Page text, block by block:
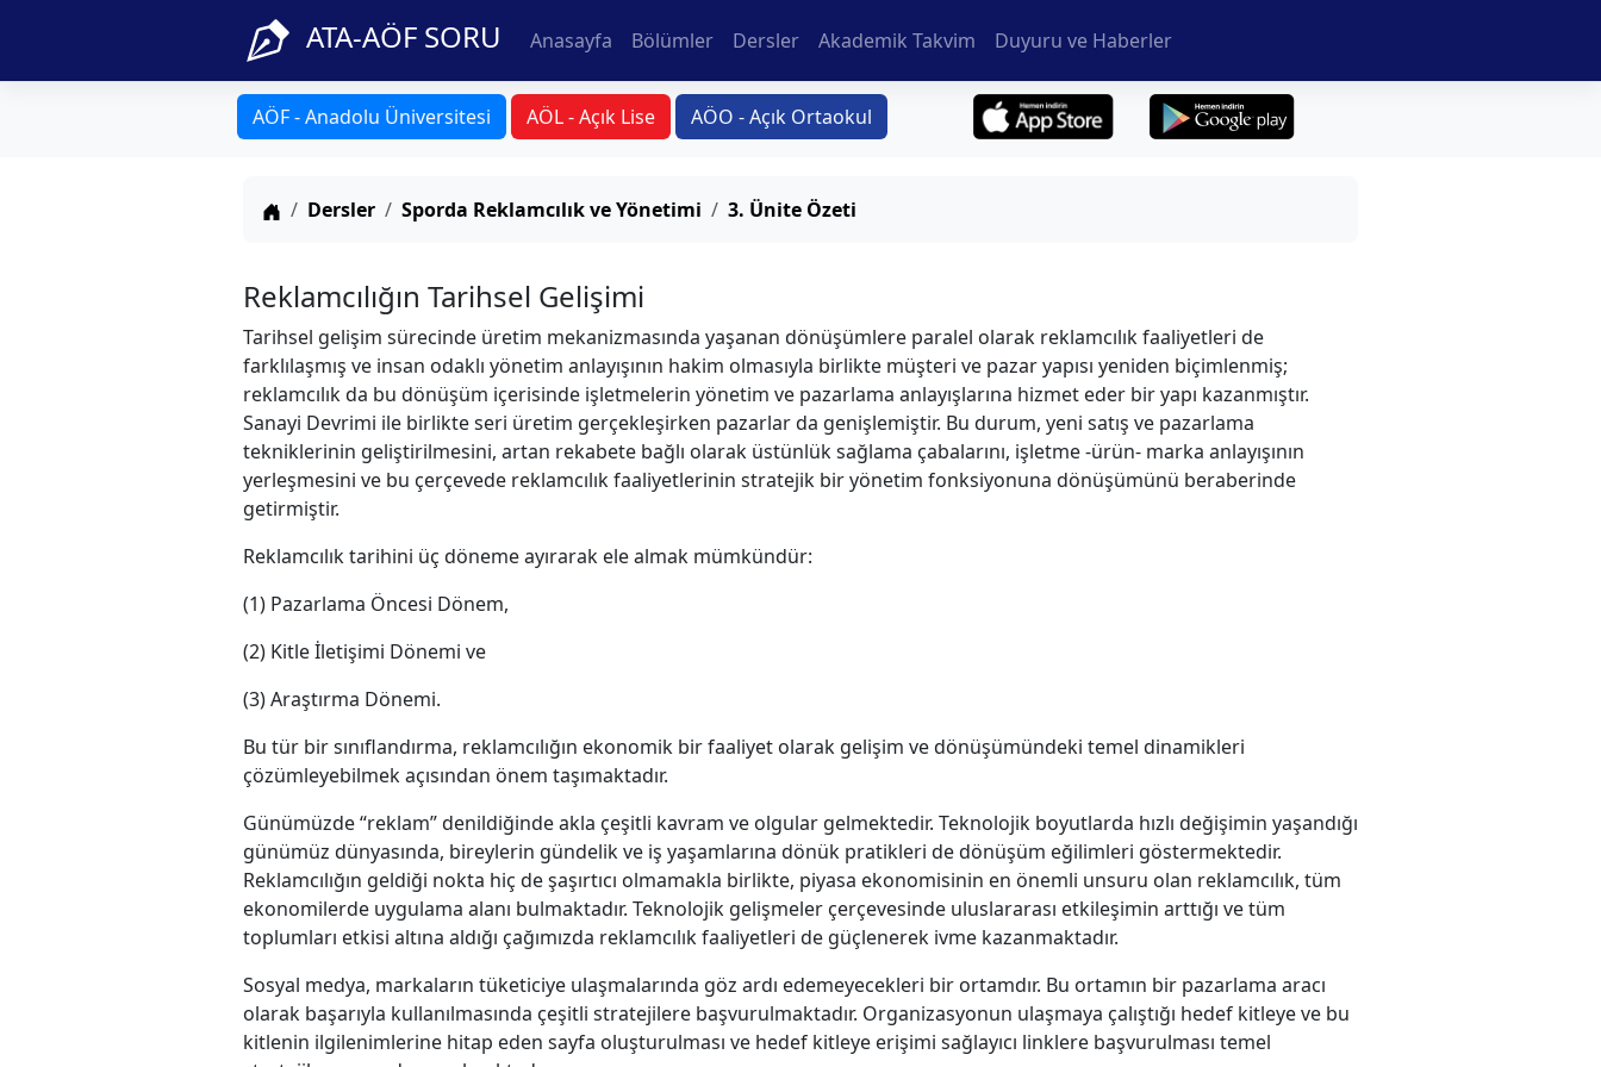
ATA-AÖF SORU Anasayfa Bölümler Dersler Akademik Takvim Duyuru ve Haberler
AÖF - Anadolu Üniversitesi AÖL - Açık Lise AÖO - Açık Ortaokul
Anasayfa
Dersler Sporda Reklamcılık ve Yönetimi 3. Ünite Özeti
Reklamcılığın Tarihsel Gelişimi
Tarihsel gelişim sürecinde üretim mekanizmasında yaşanan dönüşümlere paralel olarak reklamcılık faaliyetleri de
farklılaşmış ve insan odaklı yönetim anlayışının hakim olmasıyla birlikte müşteri ve pazar yapısı yeniden biçimlenmiş;
reklamcılık da bu dönüşüm içerisinde işletmelerin yönetim ve pazarlama anlayışlarına hizmet eder bir yapı kazanmıştır.
Sanayi Devrimi ile birlikte seri üretim gerçekleşirken pazarlar da genişlemiştir. Bu durum, yeni satış ve pazarlama
tekniklerinin geliştirilmesini, artan rekabete bağlı olarak üstünlük sağlama çabalarını, işletme -ürün- marka anlayışının
yerleşmesini ve bu çerçevede reklamcılık faaliyetlerinin stratejik bir yönetim fonksiyonuna dönüşümünü beraberinde
getirmiştir.
Reklamcılık tarihini üç döneme ayırarak ele almak mümkündür:
(1) Pazarlama Öncesi Dönem,
(2) Kitle İletişimi Dönemi ve
(3) Araştırma Dönemi.
Bu tür bir sınıflandırma, reklamcılığın ekonomik bir faaliyet olarak gelişim ve dönüşümündeki temel dinamikleri
çözümleyebilmek açısından önem taşımaktadır.
Günümüzde “reklam” denildiğinde akla çeşitli kavram ve olgular gelmektedir. Teknolojik boyutlarda hızlı değişimin yaşandığı
günümüz dünyasında, bireylerin gündelik ve iş yaşamlarına dönük pratikleri de dönüşüm eğilimleri göstermektedir.
Reklamcılığın geldiği nokta hiç de şaşırtıcı olmamakla birlikte, piyasa ekonomisinin en önemli unsuru olan reklamcılık, tüm
ekonomilerde uygulama alanı bulmaktadır. Teknolojik gelişmeler çerçevesinde uluslararası etkileşimin arttığı ve tüm
toplumları etkisi altına aldığı çağımızda reklamcılık faaliyetleri de güçlenerek ivme kazanmaktadır.
Sosyal medya, markaların tüketiciye ulaşmalarında göz ardı edemeyecekleri bir ortamdır. Bu ortamın bir pazarlama aracı
olarak başarıyla kullanılmasında çeşitli stratejilere başvurulmaktadır. Organizasyonun ulaşmaya çalıştığı hedef kitleye ve bu
kitlenin ilgilenimlerine hitap eden sayfa oluşturulması ve hedef kitleye erişimi sağlayıcı linklere başvurulması temel